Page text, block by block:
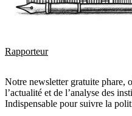
Rapporteur
Notre newsletter gratuite phare,
l’actualité et de l’analyse des
Indispensable pour suivre la